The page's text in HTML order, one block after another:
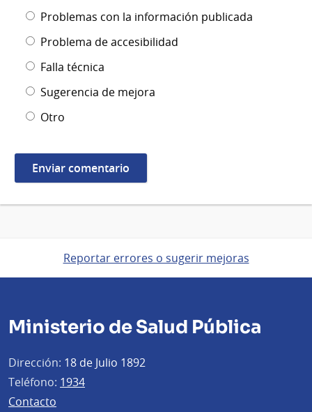
Problemas con la información publicada
Problema de accesibilidad
Falla técnica
Sugerencia de mejora
Otro
Reportar errores o sugerir mejoras
Ministerio de Salud Pública
Dirección: 18 de Julio 1892
Teléfono: 1934
Contacto